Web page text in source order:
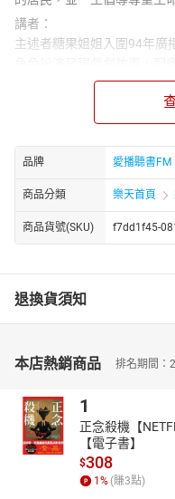
講者：
主述者糖果姐姐入圍94年廣
集附「甜蜜叮嚀」，啟迪小
姐姐所說的故事，期望可以
起討論、分享、理解生命中
方式。
品牌 愛播聽書FM
商品分類 樂天首頁
商品貨號(SKU) f7dd1f45-
退換貨須知
本店熱銷商品 排名期間
1
正念殺機【
【電子書】
$308
1 % (賺3點)